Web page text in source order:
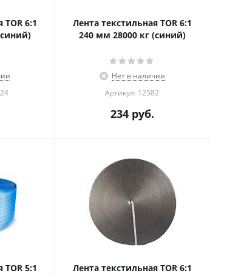
6:1
Лента текстильная TOR 6:1
240 мм 28000 кг (синий)
Нет в наличии
Артикул: 12582
234руб.
5:1
Лента текстильная TOR 6:1